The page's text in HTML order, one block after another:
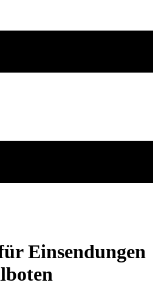
Einsendungen